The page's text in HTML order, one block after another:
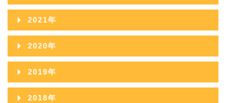
2024年10月
2024年09月
2024年08月
2024年07月
2024年06月
2023年11月
2023年10月
2023年09月
2023年08月
2023年07月
2022年12月
2022年11月
2022年10月
2022年09月
2022年08月
2021年
2021年12月
2021年11月
2021年10月
2020年
2020年12月
2020年11月
2019年
2019年12月
2018年